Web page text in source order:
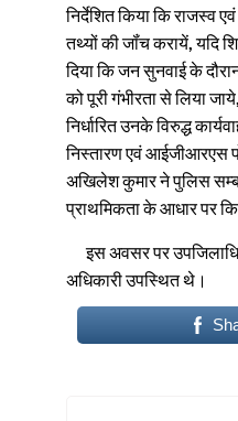
निर्देशित किया कि राजस्व
तथ्यों की जॉंच करायें,यदि
दिया कि जन सुनवाई के
को पूरी गंभीरता से लिया जाये
निर्धारित उनके विरुद्ध
निस्तारण एवं आईजीआरएस
अखिलेश कुमार ने पुलिस
प्राथमिकता के आधार पर
इस अवसर पर
अधिकारी उपस्थित थे।